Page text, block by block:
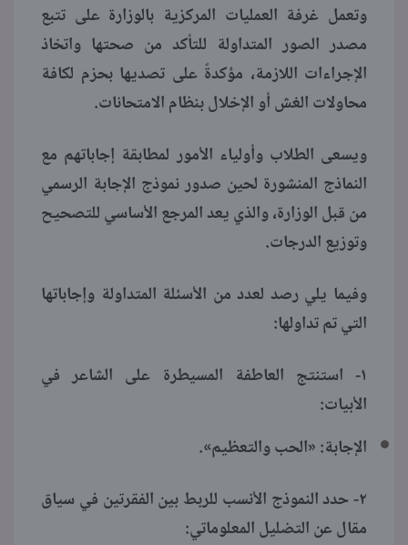
وتعمل غرفة العمليات المركزية بالوزارة على تتبع
مصدر الصور المتداولة للتأكد من صحتها واتخاذ
الإجراءات اللازمة، مؤكدةً على تصديها بحزم لكافة
محاولات الغش أو الإخلال بنظام الامتحانات.
ويسعى الطلاب وأولياء الأمور لمطابقة إجاباتهم مع
النماذج المنشورة لحين صدور نموذج الإجابة الرسمي
من قبل الوزارة، والذي يعد المرجع الأساسي للتصحيح
وتوزيع الدرجات.
وفيما يلي رصد لعدد من الأسئلة المتداولة وإجاباتها
التي تم تداولها:
١- استنتج العاطفة المسيطرة على الشاعر في
الأبيات:
الإجابة: «الحب والتعظيم».
٢- حدد النموذج الأنسب للربط بين الفقرتين في سياق
مقال عن التضليل المعلوماتي: